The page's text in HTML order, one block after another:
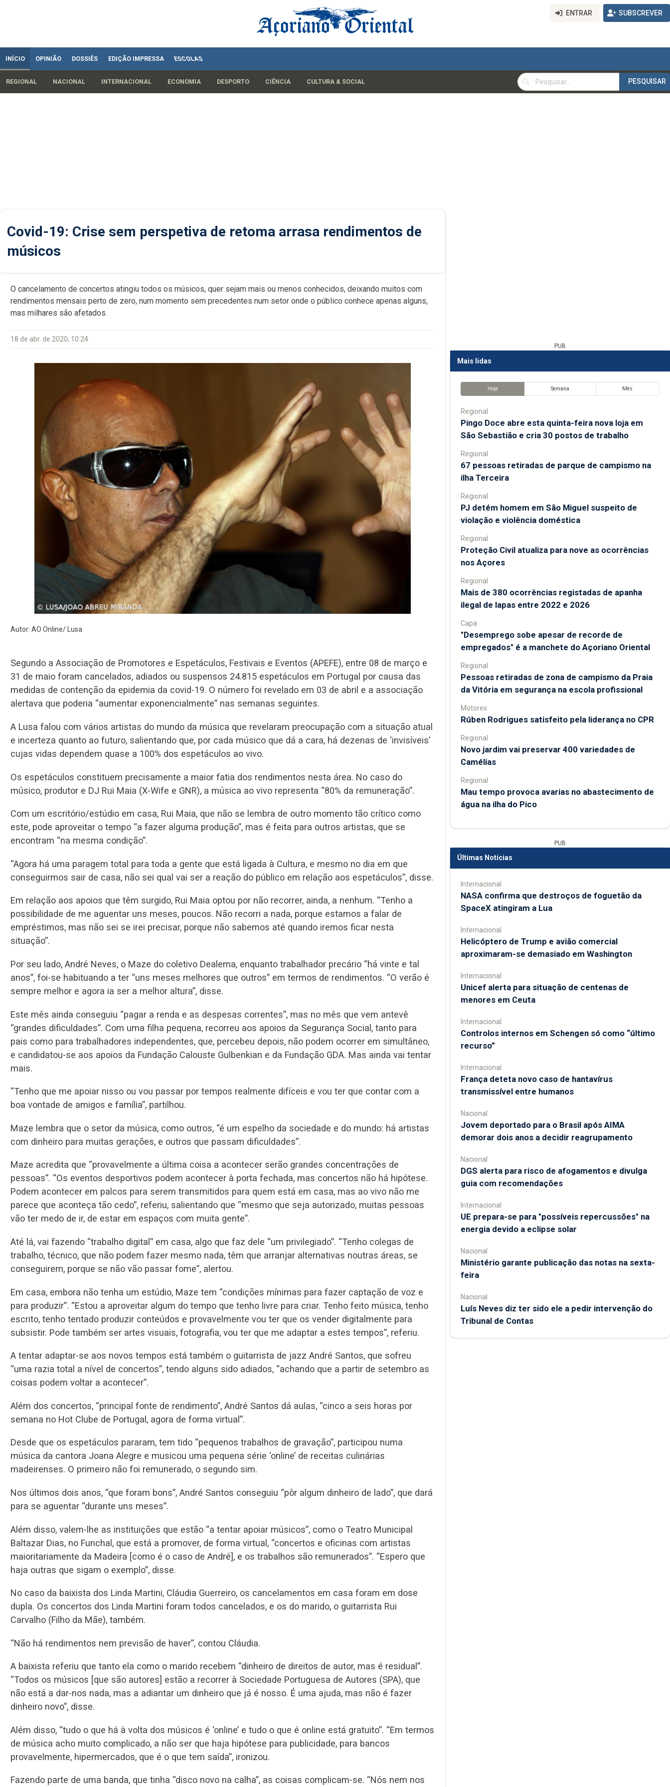
ENTRAR SUBSCREVER
INÍCIO OPINIÃO DOSSIÊS EDIÇÃO IMPRESSA ESCOLAS
REGIONAL NACIONAL INTERNACIONAL ECONOMIA DESPORTO CIÊNCIA CULTURA & SOCIAL
PESQUISAR
PESQUISAR
Covid-19: Crise sem perspetiva de retoma arrasa rendimentos de
músicos
O cancelamento de concertos atingiu todos os músicos, quer sejam mais ou menos conhecidos, deixando muitos com
rendimentos mensais perto de zero, num momento sem precedentes num setor onde o público conhece apenas alguns,
mas milhares são afetados.
18 de abr. de 2020, 10:24
Autor: AO Online/ Lusa
Segundo a Associação de Promotores e Espetáculos, Festivais e Eventos (APEFE), entre 08 de março e
31 de maio foram cancelados, adiados ou suspensos 24.815 espetáculos em Portugal por causa das
medidas de contenção da epidemia da covid-19. O número foi revelado em 03 de abril e a associação
alertava que poderia “aumentar exponencialmente” nas semanas seguintes.
A Lusa falou com vários artistas do mundo da música que revelaram preocupação com a situação atual
e incerteza quanto ao futuro, salientando que, por cada músico que dá a cara, há dezenas de ‘invisíveis’
cujas vidas dependem quase a 100% dos espetáculos ao vivo.
Os espetáculos constituem precisamente a maior fatia dos rendimentos nesta área. No caso do
músico, produtor e DJ Rui Maia (X-Wife e GNR), a música ao vivo representa “80% da remuneração”.
Com um escritório/estúdio em casa, Rui Maia, que não se lembra de outro momento tão crítico como
este, pode aproveitar o tempo “a fazer alguma produção”, mas é feita para outros artistas, que se
encontram “na mesma condição”.
“Agora há uma paragem total para toda a gente que está ligada à Cultura, e mesmo no dia em que
conseguirmos sair de casa, não sei qual vai ser a reação do público em relação aos espetáculos”, disse.
Em relação aos apoios que têm surgido, Rui Maia optou por não recorrer, ainda, a nenhum. “Tenho a
possibilidade de me aguentar uns meses, poucos. Não recorri a nada, porque estamos a falar de
empréstimos, mas não sei se irei precisar, porque não sabemos até quando iremos ficar nesta
situação”.
Por seu lado, André Neves, o Maze do coletivo Dealema, enquanto trabalhador precário “há vinte e tal
anos”, foi-se habituando a ter “uns meses melhores que outros” em termos de rendimentos. “O verão é
sempre melhor e agora ia ser a melhor altura”, disse.
Este mês ainda conseguiu “pagar a renda e as despesas correntes”, mas no mês que vem antevê
“grandes dificuldades”. Com uma filha pequena, recorreu aos apoios da Segurança Social, tanto para
pais como para trabalhadores independentes, que, percebeu depois, não podem ocorrer em simultâneo,
e candidatou-se aos apoios da Fundação Calouste Gulbenkian e da Fundação GDA. Mas ainda vai tentar
mais.
“Tenho que me apoiar nisso ou vou passar por tempos realmente difíceis e vou ter que contar com a
boa vontade de amigos e família”, partilhou.
Maze lembra que o setor da música, como outros, “é um espelho da sociedade e do mundo: há artistas
com dinheiro para muitas gerações, e outros que passam dificuldades”.
Maze acredita que “provavelmente a última coisa a acontecer serão grandes concentrações de
pessoas”. “Os eventos desportivos podem acontecer à porta fechada, mas concertos não há hipótese.
Podem acontecer em palcos para serem transmitidos para quem está em casa, mas ao vivo não me
parece que aconteça tão cedo”, referiu, salientando que “mesmo que seja autorizado, muitas pessoas
vão ter medo de ir, de estar em espaços com muita gente”.
Até lá, vai fazendo “trabalho digital” em casa, algo que faz dele “um privilegiado”. “Tenho colegas de
trabalho, técnico, que não podem fazer mesmo nada, têm que arranjar alternativas noutras áreas, se
conseguirem, porque se não vão passar fome”, alertou.
Em casa, embora não tenha um estúdio, Maze tem “condições mínimas para fazer captação de voz e
para produzir”. “Estou a aproveitar algum do tempo que tenho livre para criar. Tenho feito música, tenho
escrito, tenho tentado produzir conteúdos e provavelmente vou ter que os vender digitalmente para
subsistir. Pode também ser artes visuais, fotografia, vou ter que me adaptar a estes tempos”, referiu.
A tentar adaptar-se aos novos tempos está também o guitarrista de jazz André Santos, que sofreu
“uma razia total a nível de concertos”, tendo alguns sido adiados, “achando que a partir de setembro as
coisas podem voltar a acontecer”.
Além dos concertos, “principal fonte de rendimento”, André Santos dá aulas, “cinco a seis horas por
semana no Hot Clube de Portugal, agora de forma virtual”.
Desde que os espetáculos pararam, tem tido “pequenos trabalhos de gravação”, participou numa
música da cantora Joana Alegre e musicou uma pequena série ‘online’ de receitas culinárias
madeirenses. O primeiro não foi remunerado, o segundo sim.
Nos últimos dois anos, “que foram bons”, André Santos conseguiu “pôr algum dinheiro de lado”, que dará
para se aguentar “durante uns meses”.
Além disso, valem-lhe as instituições que estão “a tentar apoiar músicos”, como o Teatro Municipal
Baltazar Dias, no Funchal, que está a promover, de forma virtual, “concertos e oficinas com artistas
maioritariamente da Madeira [como é o caso de André], e os trabalhos são remunerados”. “Espero que
haja outras que sigam o exemplo”, disse.
No caso da baixista dos Linda Martini, Cláudia Guerreiro, os cancelamentos em casa foram em dose
dupla. Os concertos dos Linda Martini foram todos cancelados, e os do marido, o guitarrista Rui
Carvalho (Filho da Mãe), também.
“Não há rendimentos nem previsão de haver”, contou Cláudia.
A baixista referiu que tanto ela como o marido recebem “dinheiro de direitos de autor, mas é residual”.
“Todos os músicos [que são autores] estão a recorrer à Sociedade Portuguesa de Autores (SPA), que
não está a dar-nos nada, mas a adiantar um dinheiro que já é nosso. É uma ajuda, mas não é fazer
dinheiro novo”, disse.
Além disso, “tudo o que há à volta dos músicos é ‘online’ e tudo o que é online está gratuito”. “Em termos
de música acho muito complicado, a não ser que haja hipótese para publicidade, para bancos
provavelmente, hipermercados, que é o que tem saída”, ironizou.
Fazendo parte de uma banda, que tinha “disco novo na calha”, as coisas complicam-se. “Nós nem nos
PUB
Mais lidas
Hoje Semana Mês
Regional
Pingo Doce abre esta quinta-feira nova loja em
São Sebastião e cria 30 postos de trabalho
Regional
67 pessoas retiradas de parque de campismo na
ilha Terceira
Regional
PJ detém homem em São Miguel suspeito de
violação e violência doméstica
Regional
Proteção Civil atualiza para nove as ocorrências
nos Açores
Regional
Mais de 380 ocorrências registadas de apanha
ilegal de lapas entre 2022 e 2026
Capa
"Desemprego sobe apesar de recorde de
empregados" é a manchete do Açoriano Oriental
Regional
Pessoas retiradas de zona de campismo da Praia
da Vitória em segurança na escola profissional
Motores
Rúben Rodrigues satisfeito pela liderança no CPR
Regional
Novo jardim vai preservar 400 variedades de
Camélias
Regional
Mau tempo provoca avarias no abastecimento de
água na ilha do Pico
PUB
Últimas Notícias
Internacional
NASA confirma que destroços de foguetão da
SpaceX atingiram a Lua
Internacional
Helicóptero de Trump e avião comercial
aproximaram-se demasiado em Washington
Internacional
Unicef alerta para situação de centenas de
menores em Ceuta
Internacional
Controlos internos em Schengen só como “último
recurso”
Internacional
França deteta novo caso de hantavírus
transmissível entre humanos
Nacional
Jovem deportado para o Brasil após AIMA
demorar dois anos a decidir reagrupamento
Nacional
DGS alerta para risco de afogamentos e divulga
guia com recomendações
Internacional
UE prepara-se para "possíveis repercussões" na
energia devido a eclipse solar
Nacional
Ministério garante publicação das notas na sexta-
feira
Nacional
Luís Neves diz ter sido ele a pedir intervenção do
Tribunal de Contas